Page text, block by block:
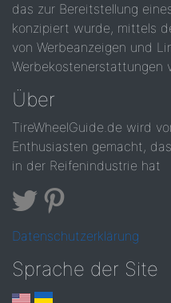
das zur Bereitstellung
konzipiert wurde, mittels
von Werbeanzeigen und
Werbekostenerstattungen
Über
TireWheelGuide.de wird
Enthusiasten gemacht,
in der Reifenindustrie hat
Datenschutzerklärung
Sprache der Site